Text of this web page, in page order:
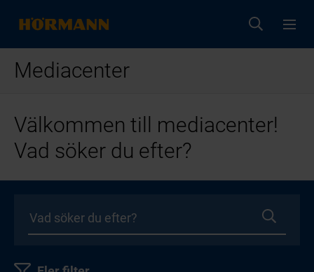
Mediacenter
Välkommen till mediacenter!
Vad söker du efter?